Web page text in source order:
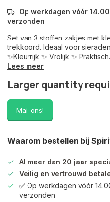
Op werkdagen vóór
verzonden
Set van 3 stoffen zakjes met
trekkoord. Ideaal voor
✨Kleurrijk ✨ Vrolijk ✨ Praktisch.
Lees meer
Larger quantity
Mail ons!
Waarom bestellen bij
Al meer dan 20 jaar
Veilig en vertrouwd
✅ Op werkdagen vóór
verzonden